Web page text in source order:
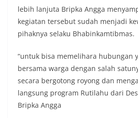
lebih lanjuta Bripka Angga
kegiatan tersebut sudah menjadi
pihaknya selaku Bhabinkamtibmas.
“untuk bisa memelihara hubungan
bersama warga dengan salah
secara bergotong royong dan
langsung program Rutilahu dari
Bripka Angga